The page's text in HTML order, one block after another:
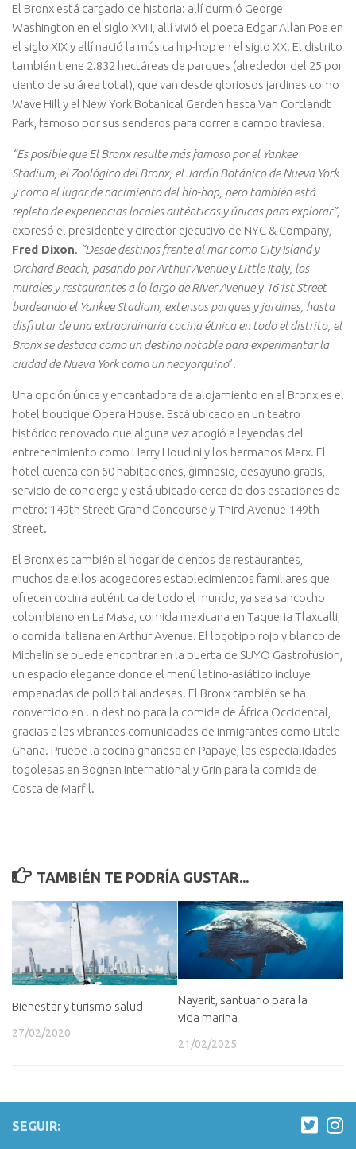
El Bronx está cargado de historia: allí durmió George
Washington en el siglo XVIII, allí vivió el poeta Edgar Allan Poe en
el siglo XIX y allí nació la música hip-hop en el siglo XX. El distrito
también tiene 2.832 hectáreas de parques (alrededor del 25 por
ciento de su área total), que van desde gloriosos jardines como
Wave Hill y el New York Botanical Garden hasta Van Cortlandt
Park, famoso por sus senderos para correr a campo traviesa.
“Es posible que El Bronx resulte más famoso por el Yankee
Stadium, el Zoológico del Bronx, el Jardín Botánico de Nueva York
y como el lugar de nacimiento del hip-hop, pero también está
repleto de experiencias locales auténticas y únicas para explorar”,
expresó el presidente y director ejecutivo de NYC & Company,
Fred Dixon. “Desde destinos frente al mar como City Island y
Orchard Beach, pasando por Arthur Avenue y Little Italy, los
murales y restaurantes a lo largo de River Avenue y 161st Street
bordeando el Yankee Stadium, extensos parques y jardines, hasta
disfrutar de una extraordinaria cocina étnica en todo el distrito, el
Bronx se destaca como un destino notable para experimentar la
ciudad de Nueva York como un neoyorquino”.
Una opción única y encantadora de alojamiento en el Bronx es el
hotel boutique Opera House. Está ubicado en un teatro
histórico renovado que alguna vez acogió a leyendas del
entretenimiento como Harry Houdini y los hermanos Marx. El
hotel cuenta con 60 habitaciones, gimnasio, desayuno gratis,
servicio de concierge y está ubicado cerca de dos estaciones de
metro: 149th Street-Grand Concourse y Third Avenue-149th
Street.
El Bronx es también el hogar de cientos de restaurantes,
muchos de ellos acogedores establecimientos familiares que
ofrecen cocina auténtica de todo el mundo, ya sea sancocho
colombiano en La Masa, comida mexicana en Taqueria Tlaxcalli,
o comida italiana en Arthur Avenue. El logotipo rojo y blanco de
Michelin se puede encontrar en la puerta de SUYO Gastrofusion,
un espacio elegante donde el menú latino-asiático incluye
empanadas de pollo tailandesas. El Bronx también se ha
convertido en un destino para la comida de África Occidental,
gracias a las vibrantes comunidades de inmigrantes como Little
Ghana. Pruebe la cocina ghanesa en Papaye, las especialidades
togolesas en Bognan International y Grin para la comida de
Costa de Marfil.
TAMBIÉN TE PODRÍA GUSTAR...
Bienestar y turismo salud
27/02/2020
Nayarit, santuario para la
vida marina
21/02/2025
SEGUIR: